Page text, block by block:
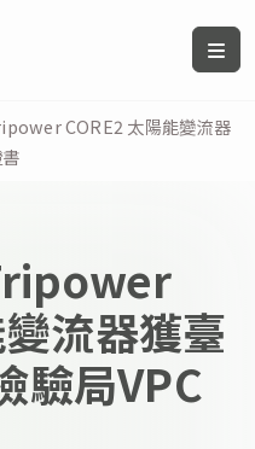
CORE2 太陽能變流器
流器獲臺
驗局VPC